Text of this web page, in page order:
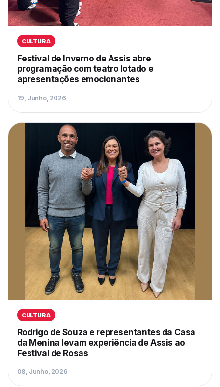
CULTURA
Festival de Inverno de Assis abre
programação com teatro lotado e
apresentações emocionantes
19, Junho, 2026
CULTURA
Rodrigo de Souza e representantes da Casa
da Menina levam experiência de Assis ao
Festival de Rosas
08, Junho, 2026